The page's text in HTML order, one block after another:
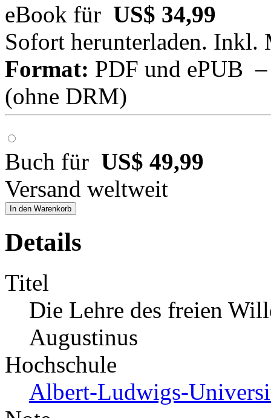
eBook für US$ 34,99
Sofort herunterladen. Inkl.
Format: PDF und ePUB
(ohne DRM)
Buch für US$ 49,99
Versand weltweit
In den Warenkorb
Details
Titel
Die Lehre des freien
Augustinus
Hochschule
Albert-Ludwigs-